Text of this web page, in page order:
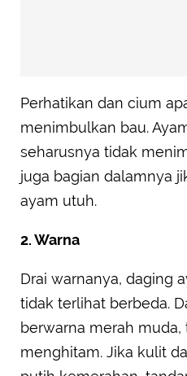
Perhatikan dan cium
menimbulkan bau.
seharusnya tidak
juga bagian dalamnya
ayam utuh.
2. Warna
Drai warnanya, daging
tidak terlihat berbeda.
berwarna merah
menghitam. Jika kulit